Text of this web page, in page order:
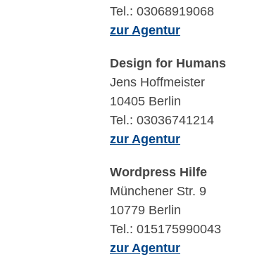
Tel.: 03068919068
zur Agentur
Design for Humans
Jens Hoffmeister
10405 Berlin
Tel.: 03036741214
zur Agentur
Wordpress Hilfe
Münchener Str. 9
10779 Berlin
Tel.: 015175990043
zur Agentur